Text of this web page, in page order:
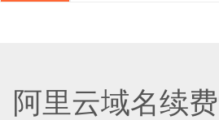
阿里云域名续